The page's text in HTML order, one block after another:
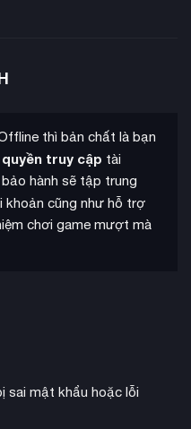
hiện qua những bầy chuột
và dịch bệnh. Người chơi
tạp trong môi trường u
thì bản chất là bạn
quyền truy cập tài
bảo hành sẽ tập trung
khoản cũng như hỗ trợ
chơi game mượt mà
sai mật khẩu hoặc lỗi